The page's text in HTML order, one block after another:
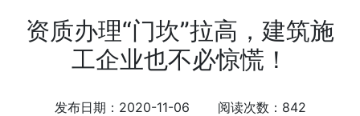
资质办理“门坎”拉高，建筑施
工企业也不必惊慌！
发布日期：2020-11-06 阅读次数：842